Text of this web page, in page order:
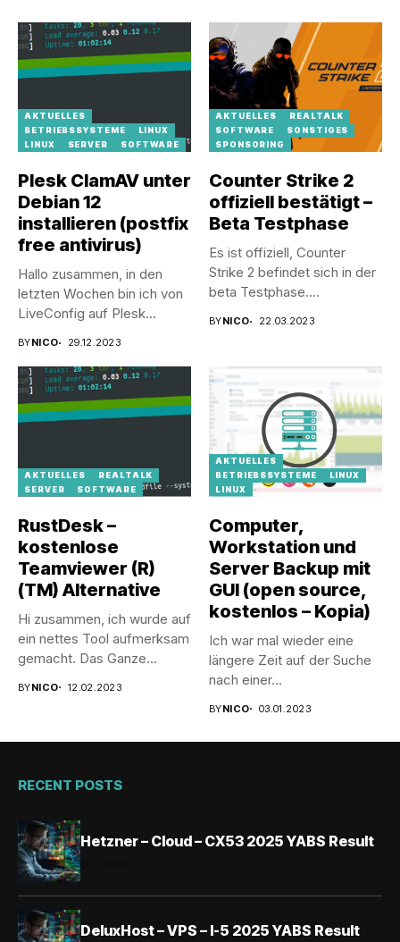
AKTUELLES
BETRIEBSSYSTEME
LINUX
LINUX
SERVER SOFTWARE
Plesk ClamAV unter
Debian 12
installieren (postfix
free antivirus)
Hallo zusammen, in den
letzten Wochen bin ich von
LiveConfig auf Plesk...
BYNICO 29.12.2023
AKTUELLES
REALTALK
SOFTWARE
SONSTIGES
SPONSORING
Counter Strike 2
offiziell bestätigt –
Beta Testphase
Es ist offiziell, Counter
Strike 2 befindet sich in der
beta Testphase....
BYNICO 22.03.2023
AKTUELLES
REALTALK
SERVER
SOFTWARE
RustDesk –
kostenlose
Teamviewer (R)
(TM) Alternative
Hi zusammen, ich wurde auf
ein nettes Tool aufmerksam
gemacht. Das Ganze...
BYNICO 12.02.2023
AKTUELLES
BETRIEBSSYSTEME
LINUX
LINUX
Computer,
Workstation und
Server Backup mit
GUI (open source,
kostenlos – Kopia)
Ich war mal wieder eine
längere Zeit auf der Suche
nach einer...
BYNICO 03.01.2023
RECENT POSTS
Hetzner – Cloud – CX53 2025 YABS Result
DeluxHost – VPS – I-5 2025 YABS Result